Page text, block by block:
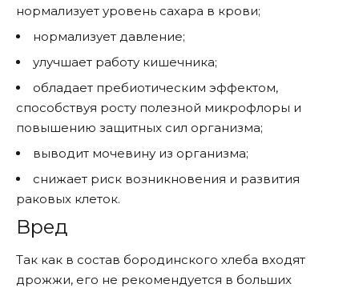
нормализует уровень сахара в крови;
нормализует давление;
улучшает работу кишечника;
обладает пребиотическим эффектом,
способствуя росту полезной микрофлоры и
повышению защитных сил организма;
выводит мочевину из организма;
снижает риск возникновения и развития
раковых клеток.
Вред
Так как в состав бородинского хлеба входят
дрожжи, его не рекомендуется в больших